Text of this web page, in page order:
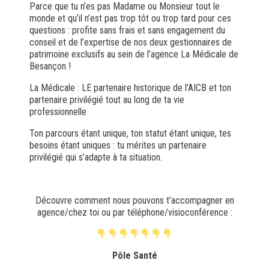
Parce que tu n’es pas Madame ou Monsieur tout le
monde et qu’il n’est pas trop tôt ou trop tard pour ces
questions : profite sans frais et sans engagement du
conseil et de l’expertise de nos deux gestionnaires de
patrimoine exclusifs au sein de l’agence La Médicale de
Besançon !
La Médicale : LE partenaire historique de l’AICB et ton
partenaire privilégié tout au long de ta vie
professionnelle
Ton parcours étant unique, ton statut étant unique, tes
besoins étant uniques : tu mérites un partenaire
privilégié qui s’adapte à ta situation.
Découvre comment nous pouvons t’accompagner en
agence/chez toi ou par téléphone/visioconférence :
Pôle Santé